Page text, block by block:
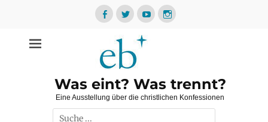
Facebook
TwitterYouTubeInstagram
Was eint? Was trennt?
Eine Ausstellung über die christlichen Konfessionen
Suche